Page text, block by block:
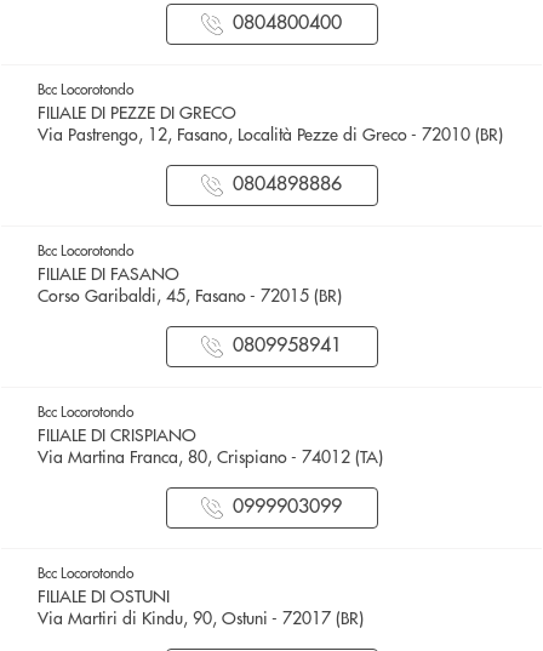
0804800400
Bcc Locorotondo
FILIALE DI PEZZE DI GRECO
Via Pastrengo, 12, Fasano, Località Pezze di Greco - 72010 (BR)
0804898886
Bcc Locorotondo
FILIALE DI FASANO
Corso Garibaldi, 45, Fasano - 72015 (BR)
0809958941
Bcc Locorotondo
FILIALE DI CRISPIANO
Via Martina Franca, 80, Crispiano - 74012 (TA)
0999903099
Bcc Locorotondo
FILIALE DI OSTUNI
Via Martiri di Kindu, 90, Ostuni - 72017 (BR)